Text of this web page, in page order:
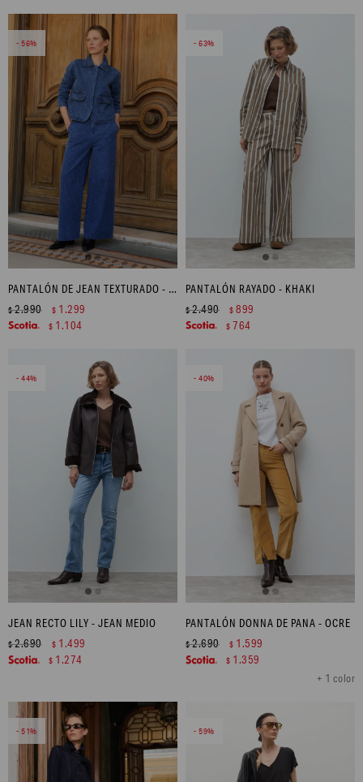
56
PANTALÓN DE JEAN TEXTURADO - JEAN MEDIO
$2.990 $ 1.299
$ 1.104
63
PANTALÓN RAYADO - KHAKI
$2.490 $ 899
$ 764
44
JEAN RECTO LILY - JEAN MEDIO
$2.690 $ 1.499
$ 1.274
40
PANTALÓN DONNA DE PANA - OCRE
+ 1 color
$2.690 $ 1.599
$ 1.359
51 59